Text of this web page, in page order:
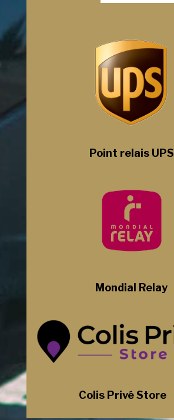
Point relais UPS
Mondial Relay
Colis Privé Store